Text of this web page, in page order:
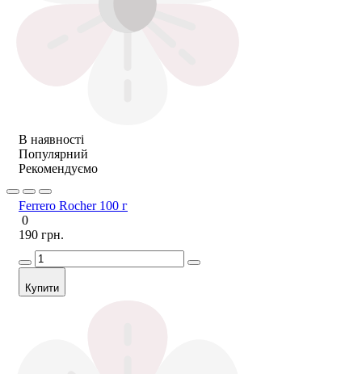
В наявності
Популярний
Рекомендуємо
Ferrero Rocher 100 г
0
190 грн.
Купити